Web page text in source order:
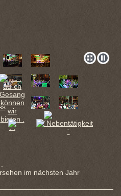
nächsten Jahr